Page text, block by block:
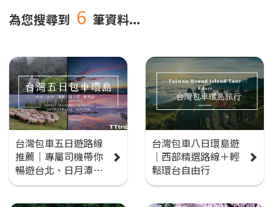
為您搜尋到 6 筆資料...
台灣包車五日遊路線
推薦｜專屬司機帶你
暢遊台北、日月潭、
阿里山、清境與台中
台灣包車八日環島遊
｜西部精選路線＋輕
鬆環台自由行